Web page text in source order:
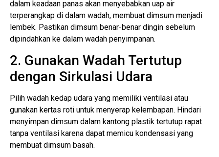
dalam keadaan panas akan menyebabkan uap air
terperangkap di dalam wadah, membuat dimsum menjadi
lembek. Pastikan dimsum benar-benar dingin sebelum
dipindahkan ke dalam wadah penyimpanan.
2. Gunakan Wadah Tertutup
dengan Sirkulasi Udara
Pilih wadah kedap udara yang memiliki ventilasi atau
gunakan kertas roti untuk menyerap kelembapan. Hindari
menyimpan dimsum dalam kantong plastik tertutup rapat
tanpa ventilasi karena dapat memicu kondensasi yang
membuat dimsum basah.